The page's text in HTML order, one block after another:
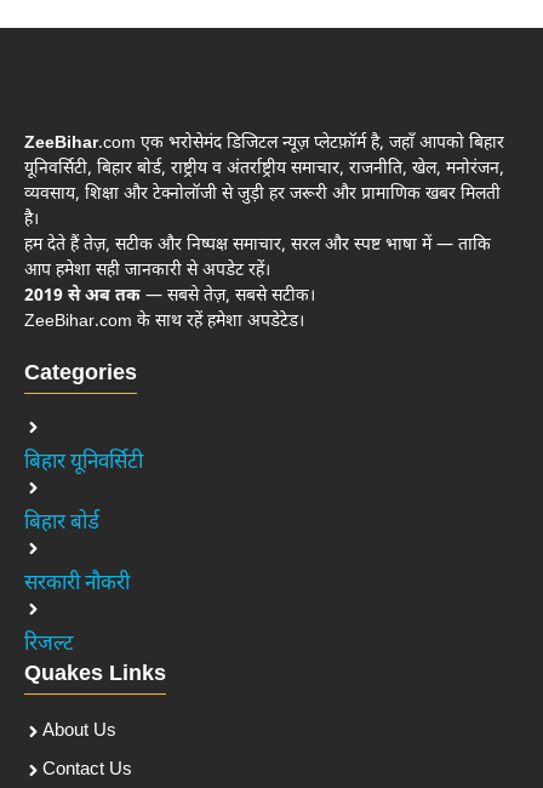
ZeeBihar.com एक भरोसेमंद डिजिटल न्यूज़ प्लेटफ़ॉर्म है, जहाँ आपको बिहार
यूनिवर्सिटी, बिहार बोर्ड, राष्ट्रीय व अंतर्राष्ट्रीय समाचार, राजनीति, खेल, मनोरंजन,
व्यवसाय, शिक्षा और टेक्नोलॉजी से जुड़ी हर जरूरी और प्रामाणिक खबर मिलती
है।
हम देते हैं तेज़, सटीक और निष्पक्ष समाचार, सरल और स्पष्ट भाषा में — ताकि
आप हमेशा सही जानकारी से अपडेट रहें।
2019 से अब तक — सबसे तेज़, सबसे सटीक।
ZeeBihar.com के साथ रहें हमेशा अपडेटेड।
Categories
बिहार यूनिवर्सिटी
बिहार बोर्ड
सरकारी नौकरी
रिजल्ट
Quakes Links
About Us
Contact Us